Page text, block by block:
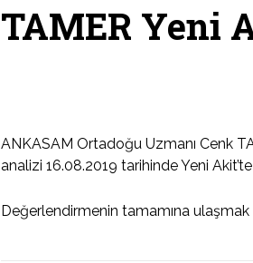
TAMER Yeni
ANKASAM Ortadoğu Uzmanı Cenk
analizi 16.08.2019 tarihinde Yeni Akit’te
Değerlendirmenin tamamına ulaşmak